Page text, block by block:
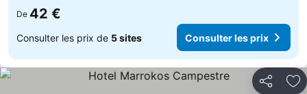
De 42 €
Consulter les prix de 5 sites Consulter les prix
Partager